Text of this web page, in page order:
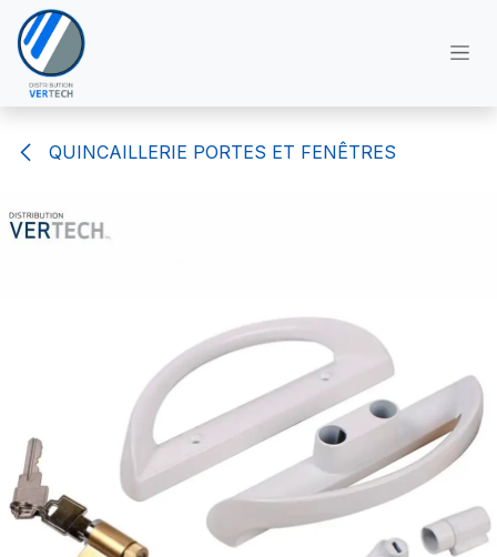
Se rendre au contenu
QUINCAILLERIE PORTES ET FENÊTRES